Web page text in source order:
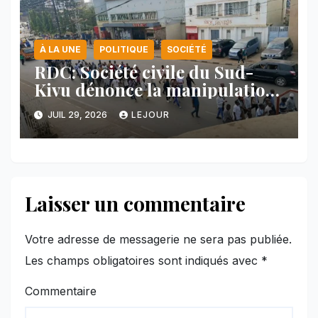
À LA UNE POLITIQUE SOCIÉTÉ
RDC: Société civile du Sud-
Kivu dénonce la manipulation
des manifestations par
l’AFC/M23
JUIL 29, 2026 LEJOUR
Laisser un commentaire
Votre adresse de messagerie ne sera pas publiée.
Les champs obligatoires sont indiqués avec *
Commentaire